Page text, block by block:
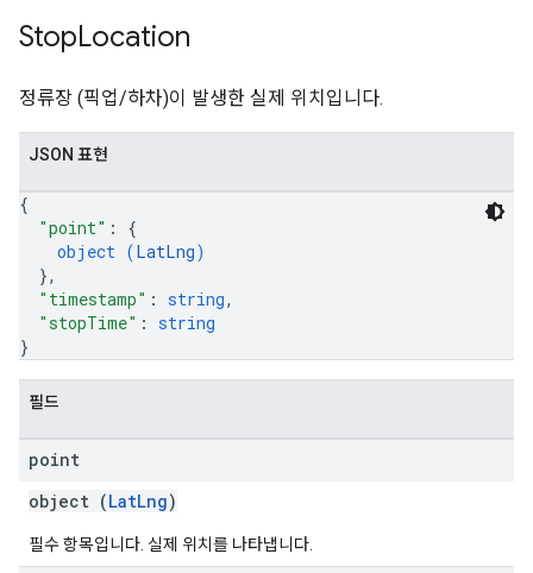
StopLocation
정류장 (픽업/하차)이 발생한 실제 위치입니다.
JSON 표현
{
"point" : {
object (LatLng)
},
"timestamp" : string,
"stopTime" : string
}
필드
point
object (LatLng)
필수 항목입니다. 실제 위치를 나타냅니다.